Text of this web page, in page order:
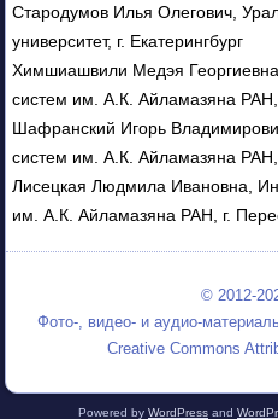
Стародумов Илья Олегович,
университет, г. Екатерингбург
Химшиашвили Медэя
систем им. А.К. Айламазяна РАН,
Шафранский Игорь
систем им. А.К. Айламазяна РАН,
Лисецкая Людмила Ивановна,
им. А.К. Айламазяна РАН, г.
© 2012-
Фото-, видео- и аудио-
Creative Commons
Powered by WordPress and